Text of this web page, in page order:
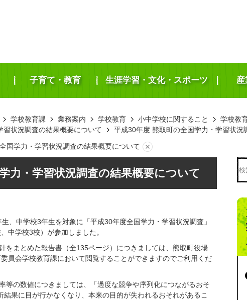
子育て・教育 生涯学習・文化・スポーツ 産
学校教育課 業務案内 学校教育 小中学校に関すること
学校教
習状況調査の結果概要について
平成30年度 熊取町の全国学力・学習状況
国学力・学習状況調査の結果概要について
力・学習状況調査の結果概要について
、中学校3年生を対象に「平成30年度全国学力・学習状況調査」
中学校3校）が参加しました。
をまとめた報告書（全135ページ）につきましては、熊取町役場
員会学校教育課において閲覧することができますのでご利用くだ
等の数値につきましては、「過度な競争や序列化につながるおそ
果に目が行かなくなり、本来の目的が失われるおそれがあるこ